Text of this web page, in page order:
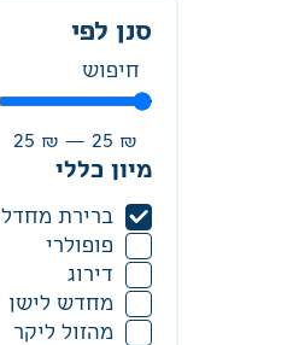
סנן לפי
₪
25
—
₪
25
מיון כללי
ברירת מחדל
פופולרי
דירוג
מחדש לישן
מהזול ליקר